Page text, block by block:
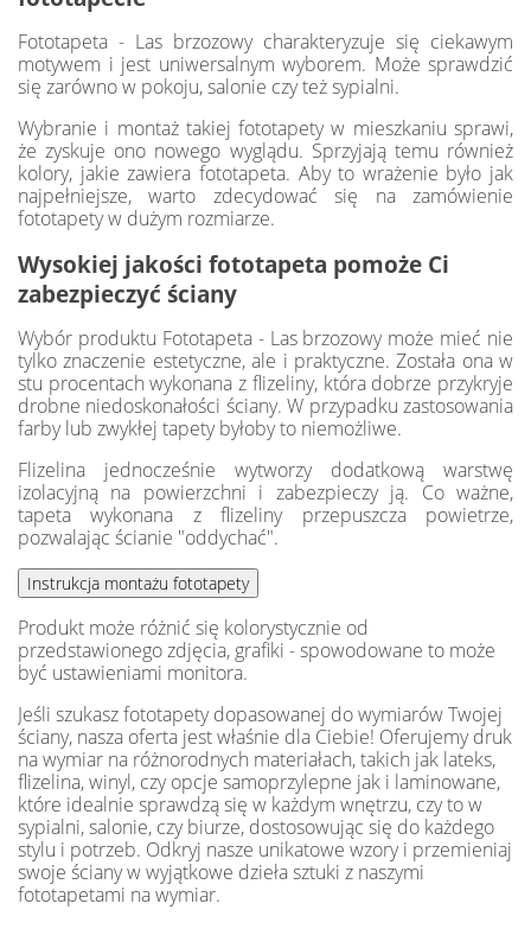
Fototapeta - Las brzozowy charakteryzuje się ciekawym
motywem i jest uniwersalnym wyborem. Może sprawdzić
się zarówno w pokoju, salonie czy też sypialni.
Wybranie i montaż takiej fototapety w mieszkaniu sprawi,
że zyskuje ono nowego wyglądu. Sprzyjają temu również
kolory, jakie zawiera fototapeta. Aby to wrażenie było jak
najpełniejsze, warto zdecydować się na zamówienie
fototapety w dużym rozmiarze.
Wysokiej jakości fototapeta pomoże Ci
zabezpieczyć ściany
Wybór produktu Fototapeta - Las brzozowy może mieć nie
tylko znaczenie estetyczne, ale i praktyczne. Została ona w
stu procentach wykonana z flizeliny, która dobrze przykryje
drobne niedoskonałości ściany. W przypadku zastosowania
farby lub zwykłej tapety byłoby to niemożliwe.
Flizelina jednocześnie wytworzy dodatkową warstwę
izolacyjną na powierzchni i zabezpieczy ją. Co ważne,
tapeta wykonana z flizeliny przepuszcza powietrze,
pozwalając ścianie "oddychać".
Produkt może różnić się kolorystycznie od
przedstawionego zdjęcia, grafiki - spowodowane to może
być ustawieniami monitora.
Jeśli szukasz fototapety dopasowanej do wymiarów Twojej
ściany, nasza oferta jest właśnie dla Ciebie! Oferujemy druk
na wymiar na różnorodnych materiałach, takich jak lateks,
flizelina, winyl, czy opcje samoprzylepne jak i laminowane,
które idealnie sprawdzą się w każdym wnętrzu, czy to w
sypialni, salonie, czy biurze, dostosowując się do każdego
stylu i potrzeb. Odkryj nasze unikatowe wzory i przemieniaj
swoje ściany w wyjątkowe dzieła sztuki z naszymi
fototapetami na wymiar.